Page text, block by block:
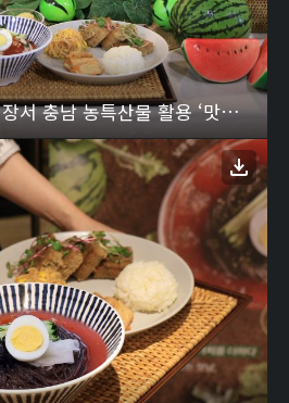
[CJ프레시웨이] 급식장서 충남 농특산물 활용 ‘맛남상생’ 프로젝트 전개…첫 메뉴는 ‘부여 수박막국수’ 2